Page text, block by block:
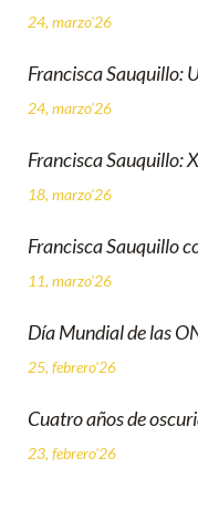
24, marzo'26
Francisca Sauquillo:
24, marzo'26
Francisca Sauquillo:
18, marzo'26
Francisca Sauquillo
11, marzo'26
Día Mundial de las
25, febrero'26
Cuatro años de
23, febrero'26